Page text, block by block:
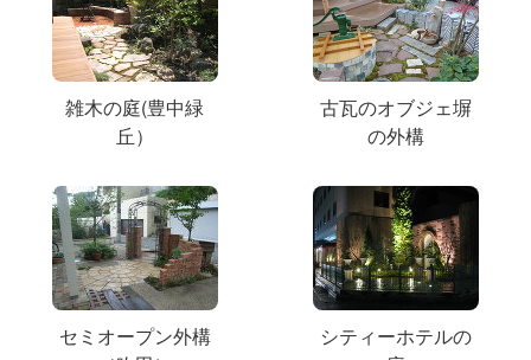
雑木の庭(豊中緑
丘）
古瓦のオブジェ塀
の外構
セミオープン外構
シティーホテルの